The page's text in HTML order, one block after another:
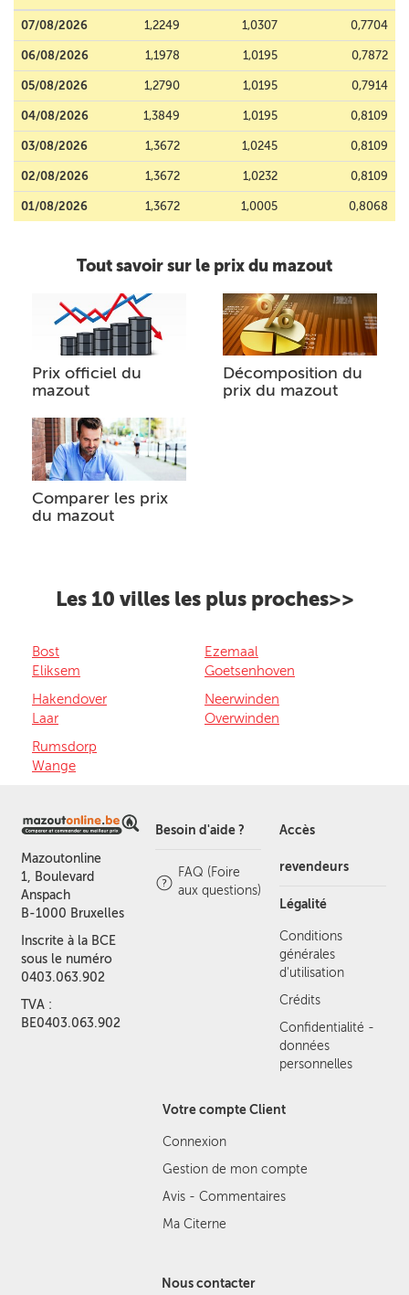
07/08/2026 1,2249 1,0307 0,7704
06/08/2026 1,1978 1,0195 0,7872
05/08/2026 1,2790 1,0195 0,7914
04/08/2026 1,3849 1,0195 0,8109
03/08/2026 1,3672 1,0245 0,8109
02/08/2026 1,3672 1,0232 0,8109
01/08/2026 1,3672 1,0005 0,8068
Tout savoir sur le prix du mazout
Prix officiel du
mazout
Décomposition du
prix du mazout
Comparer les prix
du mazout
Les 10 villes les plus proches>>
Bost
Eliksem
Ezemaal
Goetsenhoven
Hakendover
Laar
Neerwinden
Overwinden
Rumsdorp
Wange
Mazoutonline
1, Boulevard
Anspach
B-1000 Bruxelles
Inscrite à la BCE
sous le numéro
0403.063.902
TVA :
BE0403.063.902
Besoin d'aide ?
FAQ (Foire
aux questions)
Accès
revendeurs
Légalité
Conditions
générales
d'utilisation
Crédits
Confidentialité -
données
personnelles
Votre compte Client
Connexion
Gestion de mon compte
Avis - Commentaires
Ma Citerne
Nous contacter